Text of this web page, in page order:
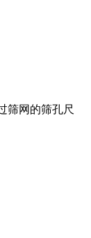
筛网的筛孔尺